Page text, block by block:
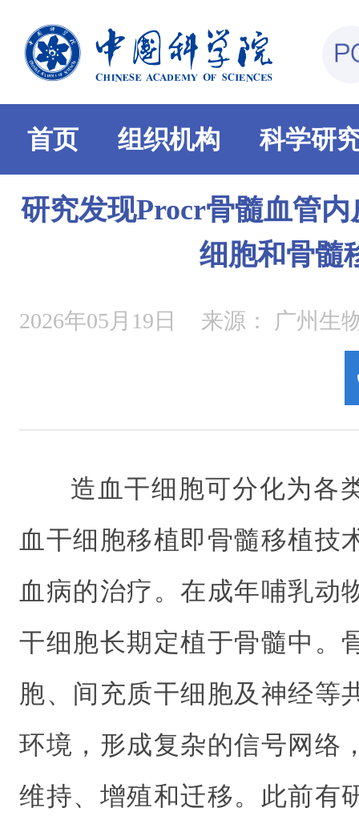
首页 组织机构 科学研
研究发现Procr骨髓血管
细胞和骨髓
2026年05月19日 来源： 广州生
造血干细胞可分化为各
血干细胞移植即骨髓移植技
血病的治疗。在成年哺乳动
干细胞长期定植于骨髓中。
胞、间充质干细胞及神经等
环境，形成复杂的信号网络
维持、增殖和迁移。 此前有